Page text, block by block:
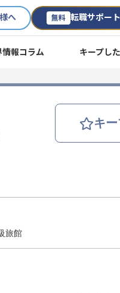
へ 無料 転職サポー
報コラム キープし
キ
旅館